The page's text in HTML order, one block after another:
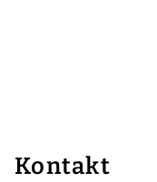
Kontakt